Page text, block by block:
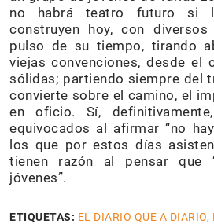
no habrá teatro futuro si
construyen hoy, con
pulso de su tiempo, tirando
viejas convenciones, desde el
sólidas; partiendo siempre del
convierte sobre el camino, el
en oficio. Sí,
equivocados al afirmar “no
los que por estos días
tienen razón al pensar que
jóvenes”.
ETIQUETAS: EL DIARIO QUE A DIARIO,